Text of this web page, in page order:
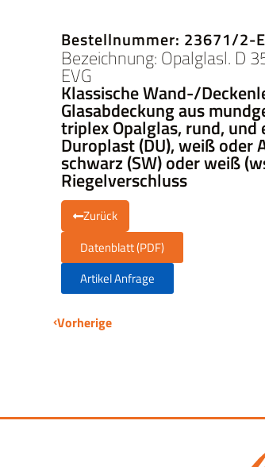
Bestellnummer: 23671/2-
Bezeichnung: Opalglasl. D
EVG
Klassische Wand-/
Glasabdeckung aus
triplex Opalglas, rund, und
Duroplast (DU), weiß oder
schwarz (SW) oder weiß
Riegelverschluss
Zurück
Datenblatt (PDF)
Artikel Anfrage
Vorherige